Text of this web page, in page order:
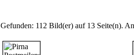
Gefunden: 112 Bild(er) auf 13 Seite(n).